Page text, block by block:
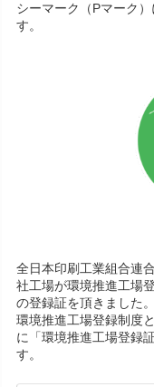
シーマーク（Pマーク
す。
全日本印刷工業組合連
社工場が環境推進工場
の登録証を頂きました。
環境推進工場登録制度
に「環境推進工場登録
す。